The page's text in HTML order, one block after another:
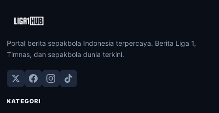
Portal berita sepakbola Indonesia terpercaya. Berita Liga 1,
Timnas, dan sepakbola dunia terkini.
KATEGORI